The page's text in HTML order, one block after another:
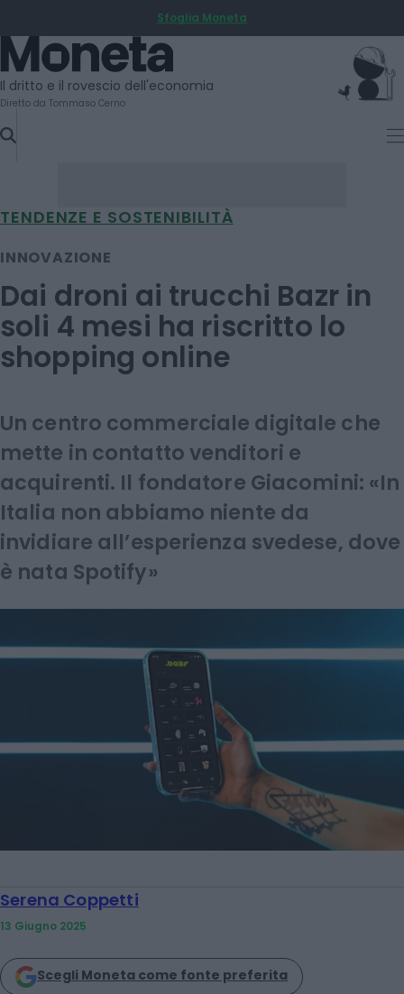
TO
CONTENT
Sfoglia Moneta
Moneta
Il dritto e il rovescio dell'economia
Diretto da Tommaso Cerno
TENDENZE E SOSTENIBILITÀ
INNOVAZIONE
Dai droni ai trucchi Bazr in
soli 4 mesi ha riscritto lo
shopping online
Un centro commerciale digitale che
mette in contatto venditori e
acquirenti. Il fondatore Giacomini: «In
Italia non abbiamo niente da
invidiare all’esperienza svedese, dove
è nata Spotify»
Serena Coppetti
13 Giugno 2025
Scegli Moneta come fonte preferita